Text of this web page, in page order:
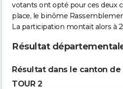
votants ont opté pour ces deux
place, le binôme
La participation montait alors à
Résultat
Résultat dans le canton de
TOUR 2